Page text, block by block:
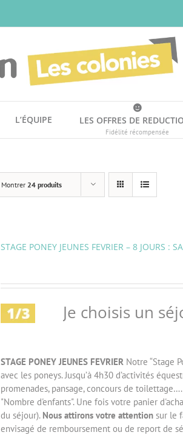
L’ÉQUIPE LES OFFRES DE
Fidélité récompensée
Montrer 24 produits
STAGE PONEY JEUNES FEVRIER – 8 JOURS :
Je choisis un
STAGE PONEY JEUNES FEVRIERNotre “Stage
avec les poneys. Jusqu’à 4h30 d’activités
promenades, pansage, concours de toilettage….
"Nombre d'enfants". Une fois votre panier
du séjour). Nous attirons votre attentionsur le
envisagé de remboursement ou de report de